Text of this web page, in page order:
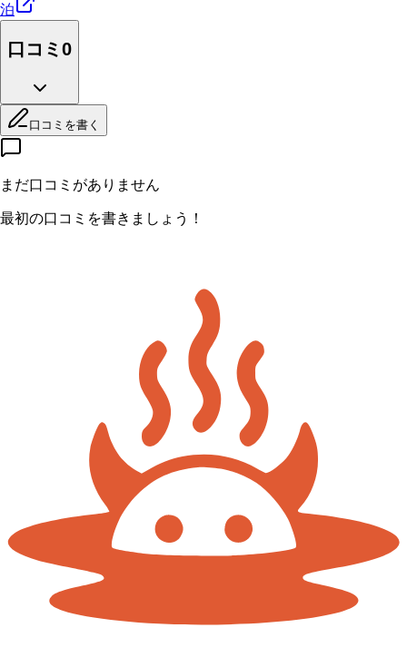
泊
口コミ0
口コミを書く
まだ口コミがありません
最初の口コミを書きましょう！